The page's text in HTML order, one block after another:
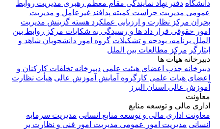
دانشگاه دفتر نهاد نمایندگی مقام معظم رهبری مدیریت روابط
عمومی مدیریت حراست کمیته پدافند غیرعامل و مدیریت
بحران مرکز نظارت و ارزیابی عملکرد هسته گزینش مدیریت
امور حقوقی قرار داد ها و رسیدگی به شکایات مرکز روابط بین
الملل برنامه، بودجه و تشکیلات گروه امور دانشجویان شاهد و
ایثارگر مرکز مطالعات بین الملل
دبیرخانه هیأت ها
دبیرخانه جذب اعضای هیئت علمی دبیرخانه تخلفات کارکنان و
اعضای هیات علمی کارگروه آمایش آموزش عالی هیأت نظارت
آموزش عالی استان البرز
معاونت
اداری مالی و توسعه منابع
معاونت اداری مالی و توسعه منابع انسانی مدیریت سرمایه
انسانی مدیریت امور عمومی مدیریت امور فنی و نظارت بر